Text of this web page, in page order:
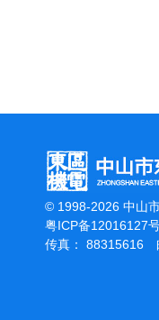
© 1998-2026 中山
粤ICP备12016127
传真： 88315616